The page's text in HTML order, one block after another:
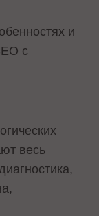
и
с
весь